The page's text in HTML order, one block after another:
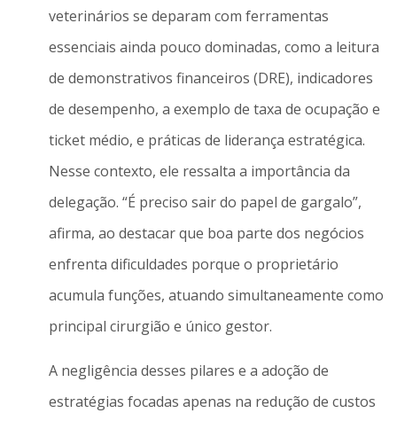
veterinários se deparam com ferramentas
essenciais ainda pouco dominadas, como a leitura
de demonstrativos financeiros (DRE), indicadores
de desempenho, a exemplo de taxa de ocupação e
ticket médio, e práticas de liderança estratégica.
Nesse contexto, ele ressalta a importância da
delegação. “É preciso sair do papel de gargalo”,
afirma, ao destacar que boa parte dos negócios
enfrenta dificuldades porque o proprietário
acumula funções, atuando simultaneamente como
principal cirurgião e único gestor.
A negligência desses pilares e a adoção de
estratégias focadas apenas na redução de custos